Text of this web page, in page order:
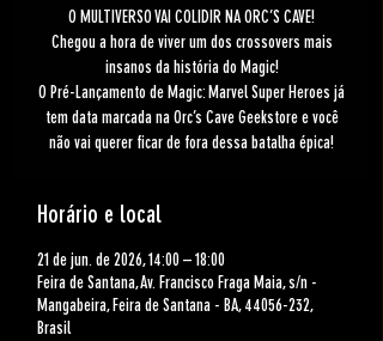
O MULTIVERSO VAI COLIDIR NA ORC’S CAVE!
Chegou a hora de viver um dos crossovers mais
insanos da história do Magic!
O Pré-Lançamento de Magic: Marvel Super Heroes já
tem data marcada na Orc’s Cave Geekstore e você
não vai querer ficar de fora dessa batalha épica!
Horário e local
21 de jun. de 2026, 14:00 – 18:00
Feira de Santana, Av. Francisco Fraga Maia, s/n -
Mangabeira, Feira de Santana - BA, 44056-232,
Brasil